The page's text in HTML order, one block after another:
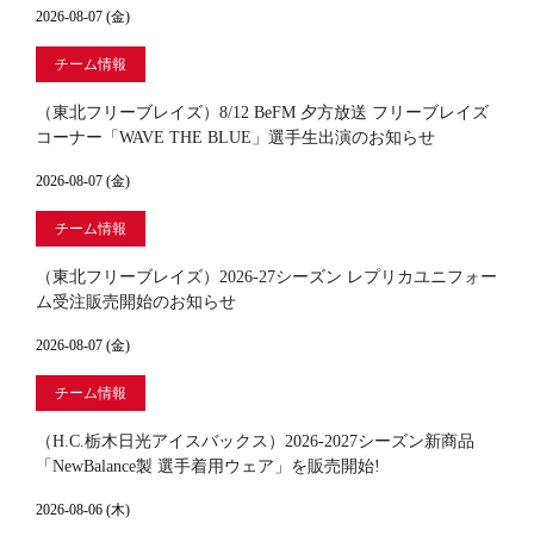
2026-08-07 (金)
チーム情報
（東北フリーブレイズ）8/12 BeFM 夕方放送 フリーブレイズ
コーナー「WAVE THE BLUE」選手生出演のお知らせ
2026-08-07 (金)
チーム情報
（東北フリーブレイズ）2026-27シーズン レプリカユニフォー
ム受注販売開始のお知らせ
2026-08-07 (金)
チーム情報
（H.C.栃木日光アイスバックス）2026-2027シーズン新商品
「NewBalance製 選手着用ウェア」を販売開始!
2026-08-06 (木)